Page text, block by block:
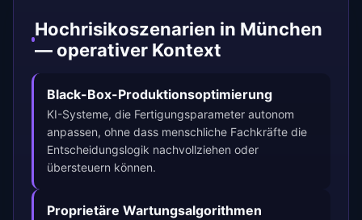
Hochrisikoszenarien in München
— operativer Kontext
Black-Box-Produktionsoptimierung
KI-Systeme, die Fertigungsparameter autonom
anpassen, ohne dass menschliche Fachkräfte die
Entscheidungslogik nachvollziehen oder
übersteuern können.
Proprietäre Wartungsalgorithmen